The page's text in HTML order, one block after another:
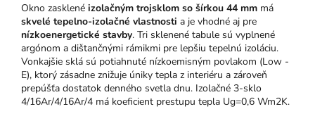
Okno zasklené izolačným trojsklom so šírkou 44 mm má
skvelé tepelno-izolačné vlastnosti a je vhodné aj pre
nízkoenergetické stavby. Tri sklenené tabule sú vyplnené
argónom a dištančnými rámikmi pre lepšiu tepelnú izoláciu.
Vonkajšie sklá sú potiahnuté nízkoemisným povlakom (Low -
E), ktorý zásadne znižuje úniky tepla z interiéru a zároveň
prepúšťa dostatok denného svetla dnu. Izolačné 3-sklo
4/16Ar/4/16Ar/4 má koeficient prestupu tepla Ug=0,6 Wm2K.